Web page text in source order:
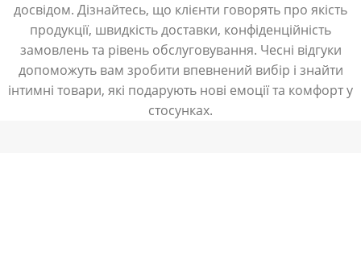
досвідом. Дізнайтесь, що клієнти говорять про якість
продукції, швидкість доставки, конфіденційність
замовлень та рівень обслуговування. Чесні відгуки
допоможуть вам зробити впевнений вибір і знайти
інтимні товари, які подарують нові емоції та комфорт у
стосунках.